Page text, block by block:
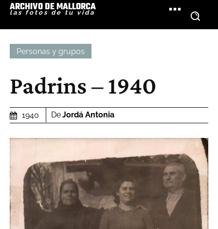
ARCHIVO DE MALLORCA
las fotos de tu vida
Personas y grupos
Padrins – 1940
1940 DeJordá Antonia